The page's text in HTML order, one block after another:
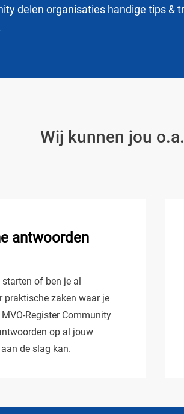
delen organisaties handige tips &
Wij kunnen jou
antwoorden
of ben je al
praktische zaken waar je
Register Community
op al jouw
de slag kan.